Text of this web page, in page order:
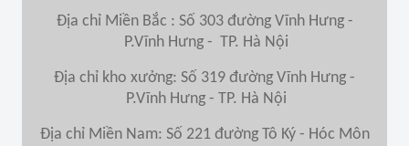
Địa chỉ Miền Bắc : Số 303 đường Vĩnh Hưng -
P.Vĩnh Hưng - TP. Hà Nội
Địa chỉ kho xưởng: Số 319 đường Vĩnh Hưng -
P.Vĩnh Hưng - TP. Hà Nội
Địa chỉ Miền Nam: Số 221 đường Tô Ký - Hóc Môn